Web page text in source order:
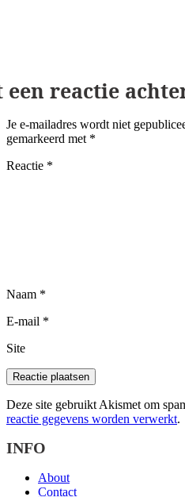
Geef een reactie
Je e-mailadres wordt niet
gemarkeerd met *
Reactie *
Naam *
E-mail *
Site
Deze site gebruikt Akismet om
reactie gegevens worden verwerkt.
INFO
About
Contact